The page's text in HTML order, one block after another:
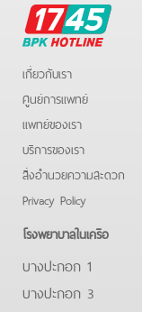
BPK
Hotline
เกี่ยวกับเรา
ศูนย์การแพทย์
แพทย์ของเรา
บริการของเรา
สิ่งอำนวยความสะดวก
Privacy Policy
โรงพยาบาลในเครือ
บางปะกอก 1
บางปะกอก 3